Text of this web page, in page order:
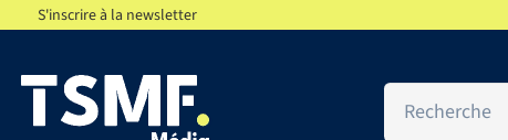
S'inscrire à la newsletter